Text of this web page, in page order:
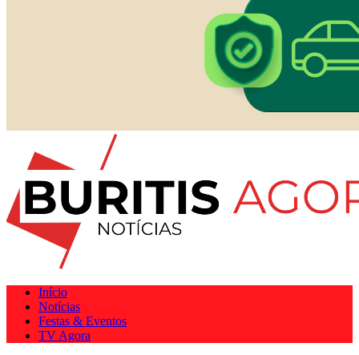
Início
Notícias
Festas & Eventos
TV Agora